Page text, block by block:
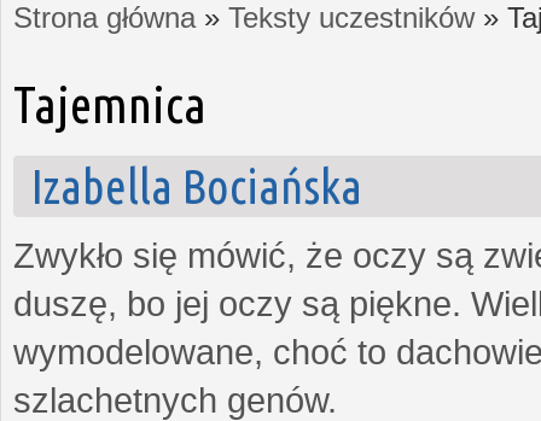
Jesteś tutaj
Strona główna» Teksty uczestników»
Tajemnica
Izabella Bociańska
Zwykło się mówić, że oczy są
duszę, bo jej oczy są piękne.
wymodelowane, choć to
szlachetnych genów.